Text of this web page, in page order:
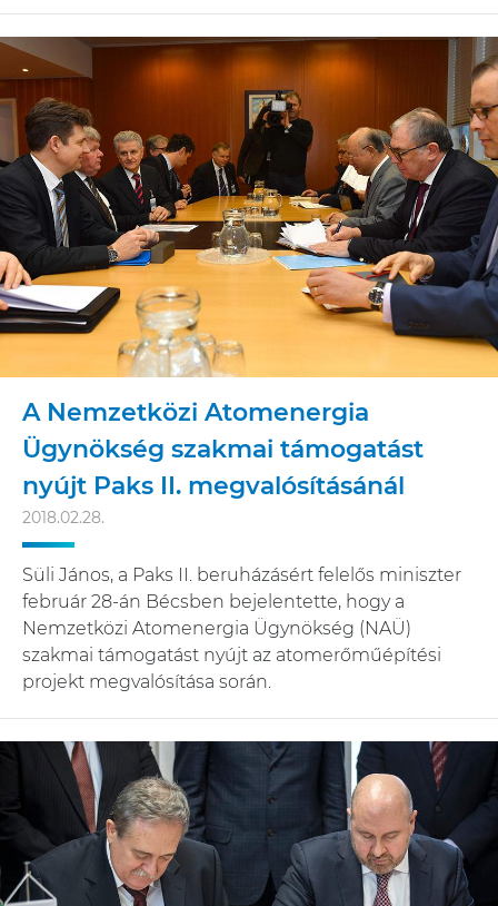
A Nemzetközi Atomenergia
Ügynökség szakmai támogatást
nyújt Paks II. megvalósításánál
2018.02.28.
Süli János, a Paks II. beruházásért felelős miniszter
február 28-án Bécsben bejelentette, hogy a
Nemzetközi Atomenergia Ügynökség (NAÜ)
szakmai támogatást nyújt az atomerőműépítési
projekt megvalósítása során.